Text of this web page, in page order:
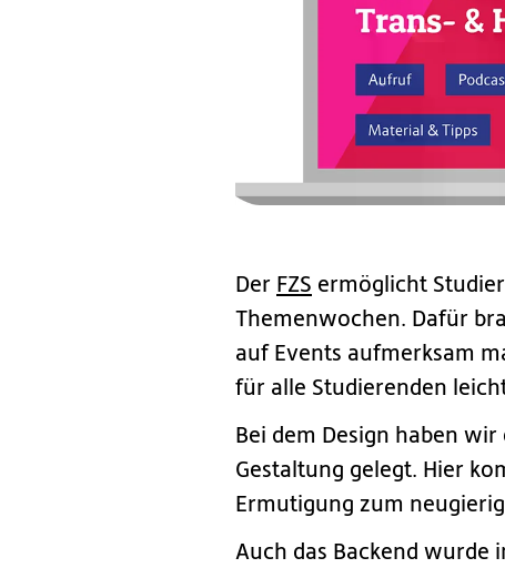
Der FZS ermöglicht
Themenwochen. Dafür
auf Events aufmerksam
für alle Studierenden
Bei dem Design haben
Gestaltung gelegt. Hier
Ermutigung zum
Auch das Backend wurde